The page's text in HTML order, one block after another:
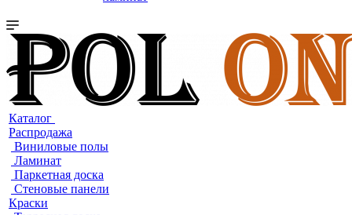
Каталог
Распродажа
Виниловые полы
Ламинат
Паркетная доска
Стеновые панели
Краски